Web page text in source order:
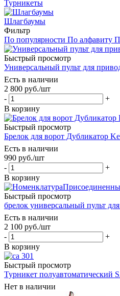
Турникеты
Шлагбаумы
Фильтр
По популярности По алфавиту
Быстрый просмотр
Универсальный пульт для
Есть в наличии
2 800 руб./шт
-
+
В корзину
Быстрый просмотр
Брелок для ворот Дубликатор
Есть в наличии
990 руб./шт
-
+
В корзину
Быстрый просмотр
брелок универсальный пульт
Есть в наличии
2 100 руб./шт
-
+
В корзину
Быстрый просмотр
Турникет полуавтоматический
Нет в наличии